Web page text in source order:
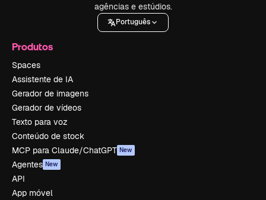
agências e estúdios.
Português
Produtos
Spaces
Assistente de IA
Gerador de imagens
Gerador de vídeos
Texto para voz
Conteúdo de stock
MCP para Claude/ChatGPT New
Agentes New
API
App móvel